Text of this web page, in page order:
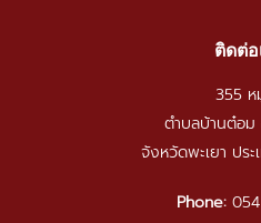
ติดต่อ
355 ห
ตำบลบ้านต๋อม
จังหวัดพะเยา ปร
Phone: